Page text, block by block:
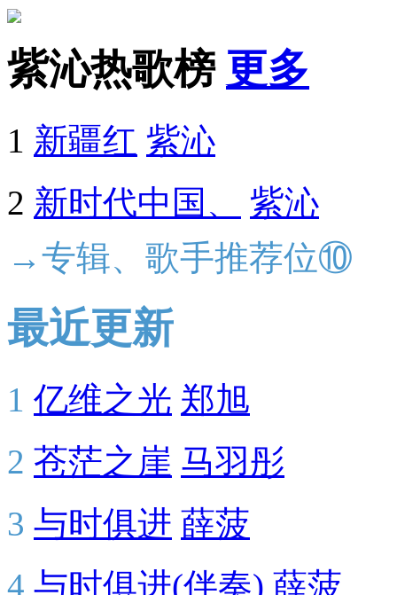
紫沁热歌榜 更多
1 新疆红 紫沁
2 新时代中国、
紫沁
→专辑、歌手推荐位⑩
最近更新
1 亿维之光 郑旭
2 苍茫之崖 马羽彤
3 与时俱进 薛菠
4 与时俱进(伴奏) 薛菠